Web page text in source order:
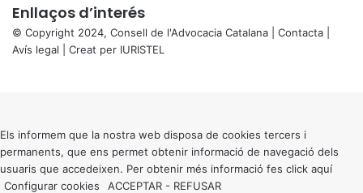
Enllaços d’interés
© Copyright 2024, Consell de l'Advocacia Catalana | Contacta
Avís legal | Creat per IURISTEL
button
Els informem que la nostra web disposa de cookies tercers i
permanents, que ens permet obtenir informació de navegació dels
usuaris que accedeixen. Per obtenir més informació fes click aquí
Configurar cookies
ACCEPTAR - REFUSAR